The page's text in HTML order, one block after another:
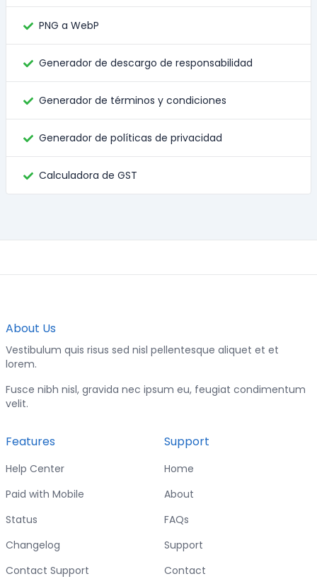
PNG a WebP
Generador de descargo de responsabilidad
Generador de términos y condiciones
Generador de políticas de privacidad
Calculadora de GST
About Us
Vestibulum quis risus sed nisl pellentesque aliquet et et
lorem.
Fusce nibh nisl, gravida nec ipsum eu, feugiat condimentum
velit.
Features
Help Center
Paid with Mobile
Status
Changelog
Contact Support
Support
Home
About
FAQs
Support
Contact